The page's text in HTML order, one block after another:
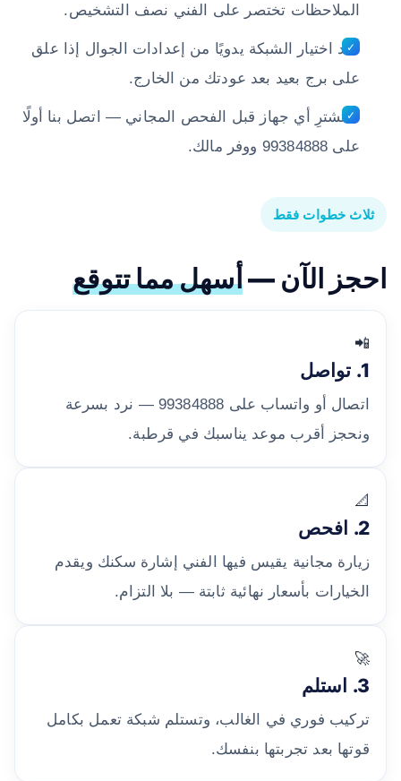
الملاحظات تختصر على الفني نصف التشخيص.
أعد اختيار الشبكة يدويًا من إعدادات الجوال إذا علق
على برج بعيد بعد عودتك من الخارج.
لا تشترِ أي جهاز قبل الفحص المجاني — اتصل بنا أولًا
على 99384888 ووفر مالك.
ثلاث خطوات فقط
احجز الآن —أسهل مما تتوقع
📲
1. تواصل
اتصال أو واتساب على 99384888 — نرد بسرعة
ونحجز أقرب موعد يناسبك في قرطبة.
📐
2. افحص
زيارة مجانية يقيس فيها الفني إشارة سكنك ويقدم
الخيارات بأسعار نهائية ثابتة — بلا التزام.
🚀
3. استلم
تركيب فوري في الغالب، وتستلم شبكة تعمل بكامل
قوتها بعد تجربتها بنفسك.